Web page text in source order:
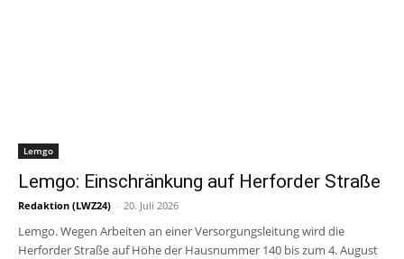
Lemgo
Lemgo: Einschränkung auf Herforder Straße
Redaktion (LWZ24) - 20. Juli 2026
Lemgo. Wegen Arbeiten an einer Versorgungsleitung wird die
Herforder Straße auf Höhe der Hausnummer 140 bis zum 4. August